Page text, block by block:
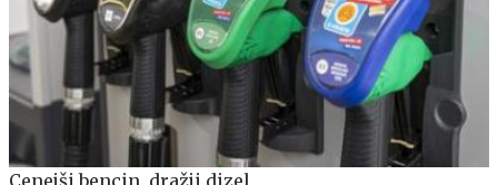
Cenejši bencin, dražji dizel